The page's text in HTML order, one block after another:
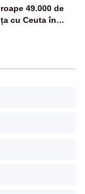
49.000 de
cu Ceuta în
morților a